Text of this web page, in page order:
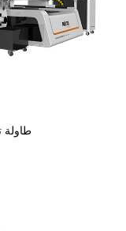
طاولة